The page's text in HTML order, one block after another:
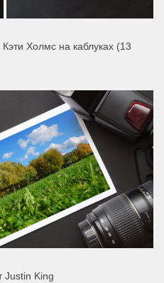
Холмс на каблуках (13
Justin King